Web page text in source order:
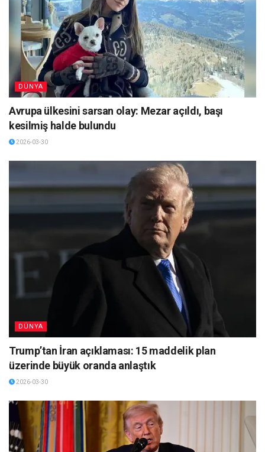
DÜNYA
Avrupa ülkesini sarsan olay: Mezar açıldı, başı
kesilmiş halde bulundu
2026-03-30
DÜNYA
Trump’tan İran açıklaması: 15 maddelik plan
üzerinde büyük oranda anlaştık
2026-03-30